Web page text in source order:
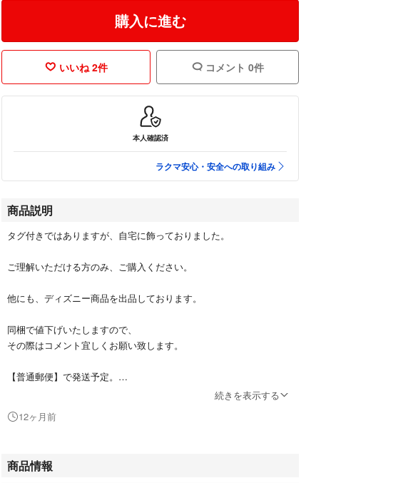
購入に進む
いいね 2件 コメント 0件
本人確認済
ラクマ安心・安全への取り組み
商品説明
タグ付きではありますが、自宅に飾っておりました。
ご理解いただける方のみ、ご購入ください。
他にも、ディズニー商品を出品しております。
同梱で値下げいたしますので、
その際はコメント宜しくお願い致します。
【普通郵便】で発送予定。
簡易包装(水濡れ防止)、大きさによっては圧縮させて頂きます。
コレクションの整理のため他にも出品予定です。
続きを表示する
12ヶ月前
商品情報